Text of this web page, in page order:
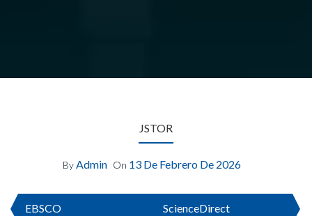
JSTOR
ByAdmin On 13 De Febrero De 2026
EBSCO ScienceDirect